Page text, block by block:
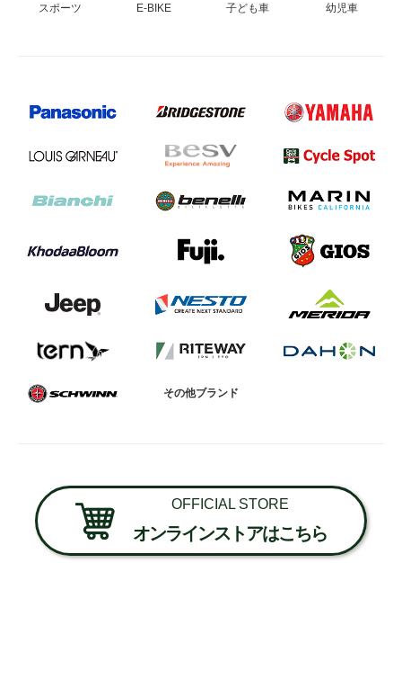
スポーツ E-BIKE 子ども車 幼児車
その他ブランド
OFFICIAL STORE
オンラインストアはこちら